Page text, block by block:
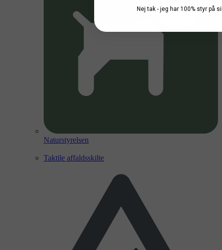
Naturstyrelsen
Taktile affaldsskilte
Nej tak - jeg har 100% styr på